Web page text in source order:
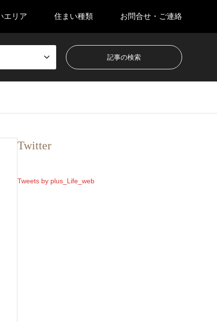
エリア 住まい種類 お問合せ・ご連絡
Twitter
Tweets by plus_Life_web